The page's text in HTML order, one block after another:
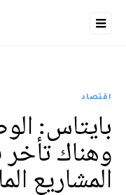
اقتصاد
بايتاس:
وهناك
المشاريع